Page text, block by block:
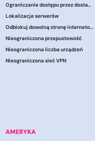
Ograniczanie dostępu przez dostawców usług internetowych
Lokalizacje serwerów
Odblokuj dowolną stronę internetową
Nieograniczona przepustowość
Nieograniczona liczba urządzeń
Nieograniczona sieć VPN
AMERYKA